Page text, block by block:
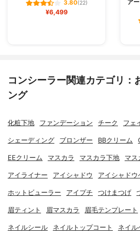
3.80(22)
¥6,499
ア
コンシーラー関連カテゴリ：
ング
化粧下地 ファンデーション チーク フェ
シェーディング ブロンザー BBクリーム
EEクリーム マスカラ マスカラ下地 マス
アイライナー アイシャドウ アイシャドウ
ホットビューラー アイプチ つけまつげ
眉ティント 眉マスカラ 眉毛テンプレート
ネイルシール ネイルトップコート ネイル